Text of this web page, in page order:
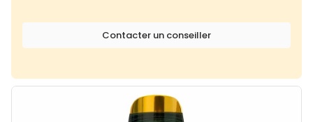
Contacter un conseiller